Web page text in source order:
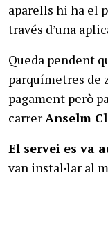
aparells hi ha el
través d’una
Queda pendent
parquímetres de
pagament però
carrer Anselm
El servei es va
van instal·lar al